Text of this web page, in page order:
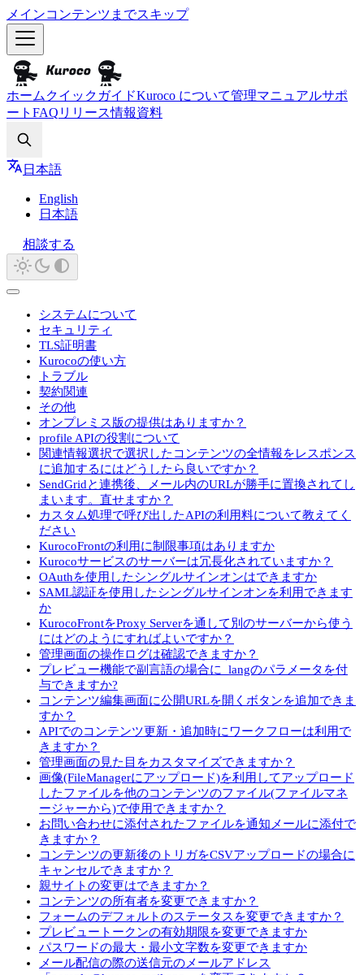
メインコンテンツまでスキップ
ホーム クイックガイドKuroco について管理マニュアルサポ
ート FAQ リリース情報資料
日本語
English
日本語
相談する
システムについて
セキュリティ
TLS証明書
Kurocoの使い方
トラブル
契約関連
その他
オンプレミス版の提供はありますか？
profile APIの役割について
関連情報選択で選択したコンテンツの全情報をレスポンス
に追加するにはどうしたら良いですか？
SendGridと連携後、メール内のURLが勝手に置換されてし
まいます。直せますか？
カスタム処理で呼び出したAPIの利用料について教えてく
ださい
KurocoFrontの利用に制限事項はありますか
Kurocoサービスのサーバーは冗長化されていますか？
OAuthを使用したシングルサインオンはできますか
SAML認証を使用したシングルサインオンを利用できます
か
KurocoFrontをProxy Serverを通して別のサーバーから使う
にはどのようにすればよいですか？
管理画面の操作ログは確認できますか？
プレビュー機能で副言語の場合に_langのパラメータを付
与できますか?
コンテンツ編集画面に公開URLを開くボタンを追加できま
すか？
APIでのコンテンツ更新・追加時にワークフローは利用で
きますか？
管理画面の見た目をカスタマイズできますか？
画像(FileManagerにアップロード)を利用してアップロード
したファイルを他のコンテンツのファイル(ファイルマネ
ージャーから)で使用できますか？
お問い合わせに添付されたファイルを通知メールに添付で
きますか？
コンテンツの更新後のトリガをCSVアップロードの場合に
キャンセルできますか？
親サイトの変更はできますか？
コンテンツの所有者を変更できますか？
フォームのデフォルトのステータスを変更できますか？
プレビュートークンの有効期限を変更できますか
パスワードの最大・最小文字数を変更できますか
メール配信の際の送信元のメールアドレス